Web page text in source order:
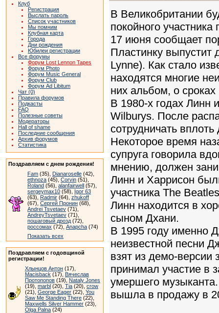
Клуб
Регистрация
Выслать пароль
Список участников
Мы помним
Клубная карта
Города
Дни рождения
Юбилеи регистрации
Все форумы
Форум Lost Lennon Tapes
Форум Photo
Форум Music General
Форум Club
Форум Ad Libitum
Чат (0)
Правила форумов
Подкасты
FAQ
Полезные советы
Модераторы
Hall of shame
Последние сообщения
Архив форумов
Статистика
Поздравляем с днем рождения!
Fam (35), Dianaroselle (42),
ethnoza (45), Corvin (51),
Roland (56), alanfairwell (57),
sergeymax10 (58), Igor 63
(63), Radmir (64), zhukoff
(67), Сергей Пронин (68),
Andrei Tsvetaev (71),
AndreyTsvetaev (71),
пошаговый дрозд (72),
россомах (72), Anapcha (74)
Показать всех
Поздравляем с годовщиной
регистрации!
Хлынцов Антон (17),
Macisback (17), Вячеслав
Протопопов (19), Nataly Jones
(19), marbl (20), Tia (20), crow
(21), George Eager (22), You
Saw Me Standing There (22),
Maxwells Silver Hammer (23),
Olga Palna (24)
В Великобритании
покойного
17 июня сообщает
Пластинку
Lynne). Как стало
находятся многие
них альбом, о
В 1980-х годах Линн
Wilburys. После
сотрудничать
Некоторое время
супруга говорила
мнению, должен
Линн и Харрисон
участника The
Линн находится в
сыном Дхани.
В 1995 году именно
неизвестной песни
взят из демо-версии
принимал участие в
умершего
вышла в продажу в